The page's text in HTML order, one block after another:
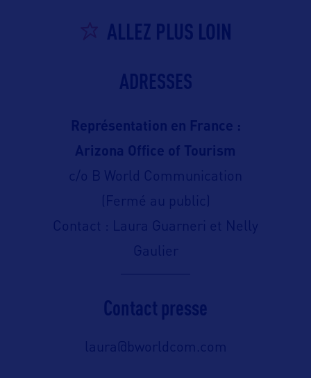
ALLEZ PLUS LOIN
ADRESSES
Représentation en France :
Arizona Office of Tourism
c/o B World Communication
(Fermé au public)
Contact : Laura Guarneri et Nelly
Gaulier
Contact presse
laura@bworldcom.com